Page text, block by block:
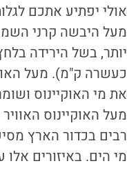
אולי יפתיע אתכם
מעל היבשה קרני
יותר, בשל הירידה
כעשרה ק"מ). מעל
את מי האוקיינוס
מעל האוקיינוס
רבים בכדור הארץ
מי הים. באיזורים